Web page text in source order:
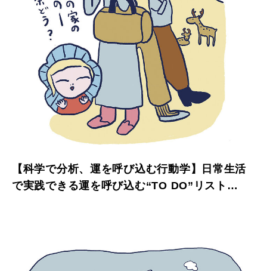
【科学で分析、運を呼び込む行動学】日常生活
で実践できる運を呼び込む“TO DO”リスト